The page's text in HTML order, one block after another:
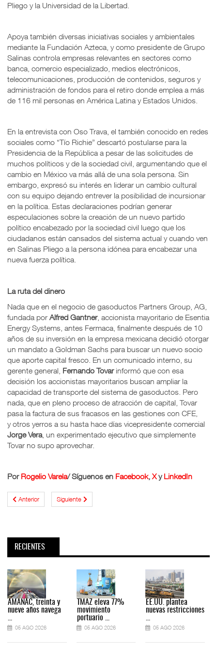
Pliego y la Universidad de la Libertad.
Apoya también diversas iniciativas sociales y ambientales
mediante la Fundación Azteca, y como presidente de Grupo
Salinas controla empresas relevantes en sectores como
banca, comercio especializado, medios electrónicos,
telecomunicaciones, producción de contenidos, seguros y
administración de fondos para el retiro donde emplea a más
de 116 mil personas en América Latina y Estados Unidos.
En la entrevista con Oso Trava, el también conocido en redes
sociales como “Tío Richie” descartó postularse para la
Presidencia de la República a pesar de las solicitudes de
muchos políticos y de la sociedad civil, argumentando que el
cambio en México va más allá de una sola persona. Sin
embargo, expresó su interés en liderar un cambio cultural
con su equipo dejando entrever la posibilidad de incursionar
en la política. Estas declaraciones podrían generar
especulaciones sobre la creación de un nuevo partido
político encabezado por la sociedad civil luego que los
ciudadanos están cansados del sistema actual y cuando ven
en Salinas Pliego a la persona idónea para encabezar una
nueva fuerza política.
La ruta del dinero
Nada que en el negocio de gasoductos Partners Group, AG,
fundada por Alfred Gantner, accionista mayoritario de Esentia
Energy Systems, antes Fermaca, finalmente después de 10
años de su inversión en la empresa mexicana decidió otorgar
un mandato a Goldman Sachs para buscar un nuevo socio
que aporte capital fresco. En un comunicado interno, su
gerente general, Fernando Tovarinformó que con esa
decisión los accionistas mayoritarios buscan ampliar la
capacidad de transporte del sistema de gasoductos. Pero
nada, que en pleno proceso de atracción de capital, Tovar
pasa la factura de sus fracasos en las gestiones con CFE,
y otros yerros a su hasta hace días vicepresidente comercial
Jorge Vera, un experimentado ejecutivo que simplemente
Tovar no supo aprovechar.
Por Rogelio Varela/ Síguenos en Facebook, Xy LinkedIn
Anterior Siguiente
RECIENTES
AMANAC, treinta y
nueve años navega
05 AGO 2026
TMAZ eleva 77%
movimiento
portuario ...
05 AGO 2026
EE.UU. plantea
nuevas restricciones
05 AGO 2026